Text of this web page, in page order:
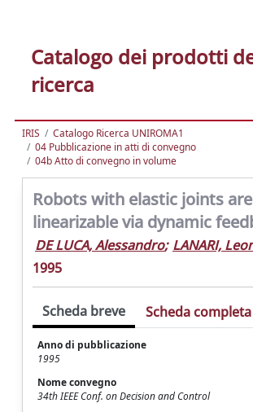
Catalogo dei prodotti
ricerca
IRIS
Catalogo Ricerca UNIROMA1
04 Pubblicazione in atti di convegno
04b Atto di convegno in volume
Robots with elastic joints are
linearizable via dynamic
DE LUCA, Alessandro; LANARI,
1995
Scheda breve Scheda completa
Anno di pubblicazione
1995
Nome convegno
34th IEEE Conf. on Decision and Control